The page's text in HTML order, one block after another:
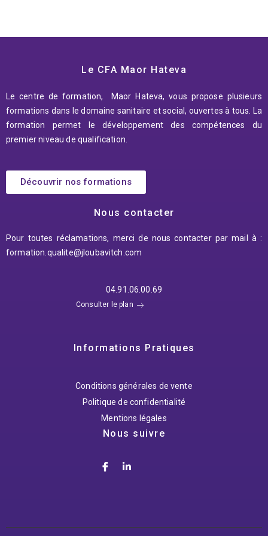
Le CFA Maor Hateva
Le centre de formation, Maor Hateva, vous propose plusieurs
formations dans le domaine sanitaire et social, ouvertes à tous. La
formation permet le développement des compétences du
premier niveau de qualification.
Découvrir nos formations
Nous contacter
Pour toutes réclamations, merci de nous contacter par mail à :
formation.qualite@jloubavitch. com
04.91.06.00.69
Consulter le plan
Informations Pratiques
Conditions générales de vente
Politique de confidentialité
Mentions légales
Nous suivre